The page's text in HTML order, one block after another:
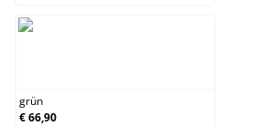
grün
€ 66,90